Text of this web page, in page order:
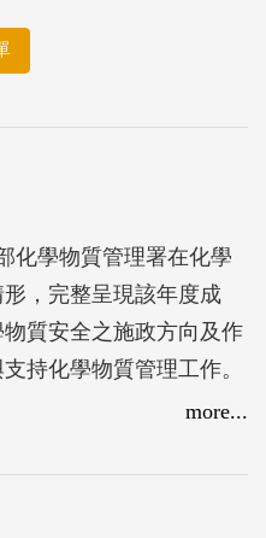
化學物質管理署在化學
，完整呈現該年度成
質安全之施政方向及作
持化學物質管理工作。
況、我國化學物質管理
來，規劃新猷之依據。
more...